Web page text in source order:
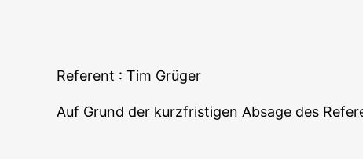
Refe­rent : Tim Grüger
Auf Grund der kurz­fris­ti­gen Absa­ge des